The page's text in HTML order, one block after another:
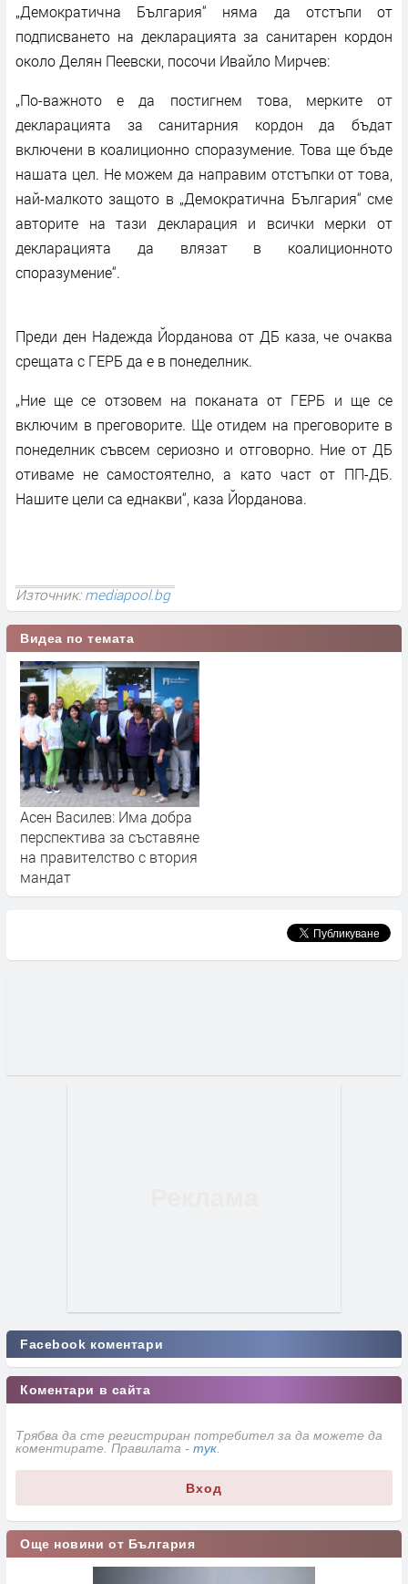
„Демократична България“ няма да отстъпи от
подписването на декларацията за санитарен кордон
около Делян Пеевски, посочи Ивайло Мирчев:
„По-важното е да постигнем това, мерките от
декларацията за санитарния кордон да бъдат
включени в коалиционно споразумение. Това ще бъде
нашата цел. Не можем да направим отстъпки от това,
най-малкото защото в „Демократична България“ сме
авторите на тази декларация и всички мерки от
декларацията да влязат в коалиционното
споразумение“.
Преди ден Надежда Йорданова от ДБ каза, че очаква
срещата с ГЕРБ да е в понеделник.
„Ние ще се отзовем на поканата от ГЕРБ и ще се
включим в преговорите. Ще отидем на преговорите в
понеделник съвсем сериозно и отговорно. Ние от ДБ
отиваме не самостоятелно, а като част от ПП-ДБ.
Нашите цели са еднакви“, каза Йорданова.
Източник:mediapool.bg
Видеа по темата
Асен Василев: Има добра
перспектива за съставяне
на правителство с втория
мандат
Facebook коментари
Коментари в сайта
Трябва да сте регистриран потребител за да можете да
коментирате. Правилата - тук
Вход
Още новини от България